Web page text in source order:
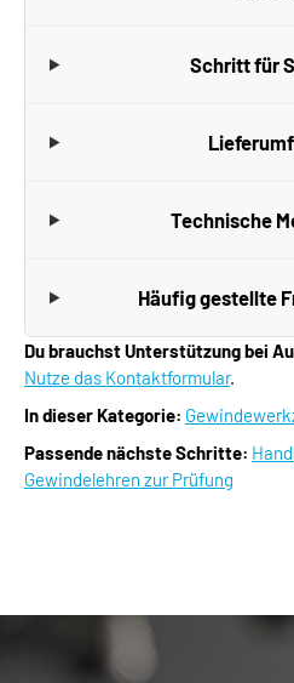
Schritt für
Technische
Häufig gestellte
Du brauchst Unterstützung bei
Nutze das Kontaktformular.
In dieser Kategorie:
Passende nächste Schritte:
Gewindelehren zur Prüfung